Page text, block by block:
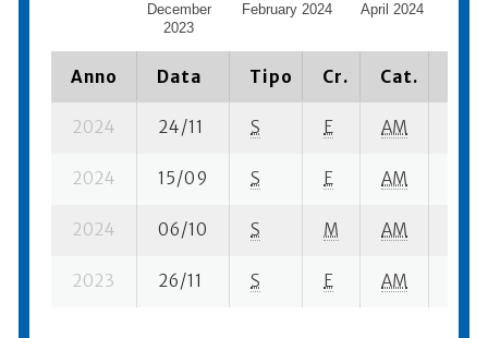
December
2023
February 2024 April 2024
Anno Data Tipo Cr. Cat.
2024 24/11 S E AM
2024 15/09 S E AM
2024 06/10 S M AM
2023 26/11 S E AM